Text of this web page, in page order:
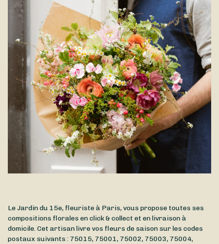
célèbre les couleurs de la fin d’été et du début d’automne.
Mélange équilibré de fraîcheur et de vitalité, ce bouquet
apportera une touche lumineuse à tout intérieur. Pensé pour
accompagner le renouveau et l'énergie du mois de septembre,
il est aussi parfait pour faire plaisir ou marquer un nouveau
départ avec élégance. Livraison Paris et alentours.
Le Jardin du 15e, fleuriste à Paris, vous propose toutes ses
compositions florales en click & collect et en livraison à
domicile. Cet artisan livre vos fleurs de saison sur les codes
postaux suivants : 75015, 75001, 75002, 75003, 75004,